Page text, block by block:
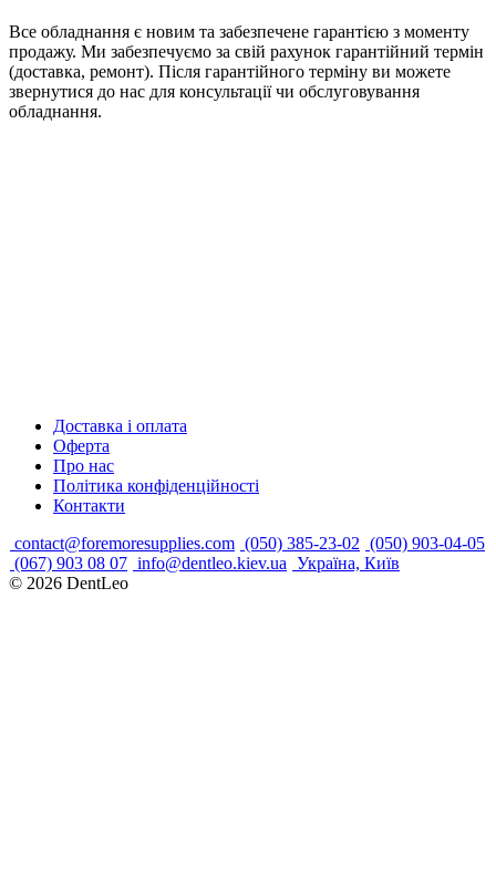
Все обладнання є новим та забезпечене гарантією з моменту
продажу. Ми забезпечуємо за свій рахунок гарантійний термін
(доставка, ремонт). Після гарантійного терміну ви можете
звернутися до нас для консультації чи обслуговування
обладнання.
Доставка і оплата
Оферта
Про нас
Політика конфіденційності
Контакти
contact@foremoresupplies.com (050) 385-23-02 (050) 903-04-05
(067) 903 08 07 info@dentleo.kiev.ua Україна, Київ
© 2026 DentLeo